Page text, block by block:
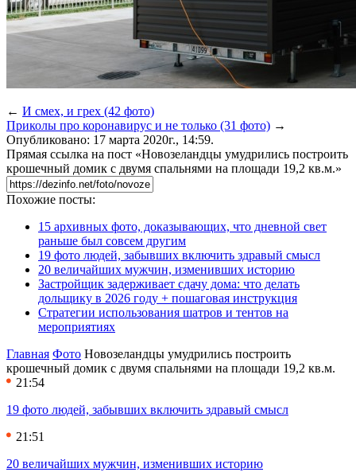
← И смех, и грех (42 фото)
Приколы про коронавирус и не только (31 фото) →
Опубликовано: 17 марта 2020г., 14:59.
Прямая ссылка на пост «Новозеландцы умудрились построить
крошечный домик с двумя спальнями на площади 19,2 кв.м.»
Похожие посты:
15 архивных фото, доказывающих, что дневной свет
раньше был совсем другим
19 фото людей, забывших включить здравый смысл
20 величайших мужчин, изменивших историю
Застройщик задерживает сдачу дома: что делать
дольщику в 2026 году + пошаговая инструкция
Стратегии использования шатров и тентов на
мероприятиях
Главная Фото Новозеландцы умудрились построить
крошечный домик с двумя спальнями на площади 19,2 кв.м.
21:54
19 фото людей, забывших включить здравый смысл
21:51
20 величайших мужчин, изменивших историю